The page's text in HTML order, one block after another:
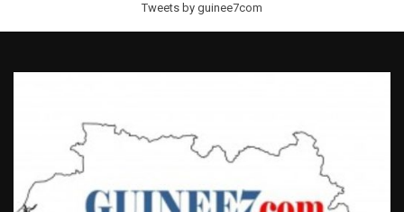
Tweets by guinee7com